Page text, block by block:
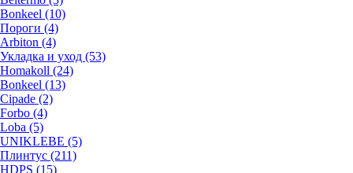
Bonkeel (10)
Пороги (4)
Arbiton (4)
Укладка и уход (53)
Homakoll (24)
Bonkeel (13)
Cipade (2)
Forbo (4)
Loba (5)
UNIKLEBE (5)
Плинтус (211)
HDPS (15)